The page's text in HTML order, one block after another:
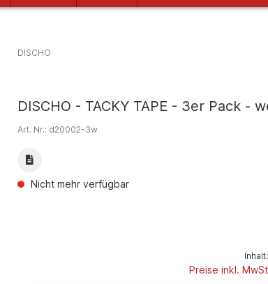
DISCHO - TACKY TAPE - 3er Pack -
DISCHO
Art. Nr.: d20002-3w
Nicht mehr verfügbar
Inhalt:
Preise inkl.